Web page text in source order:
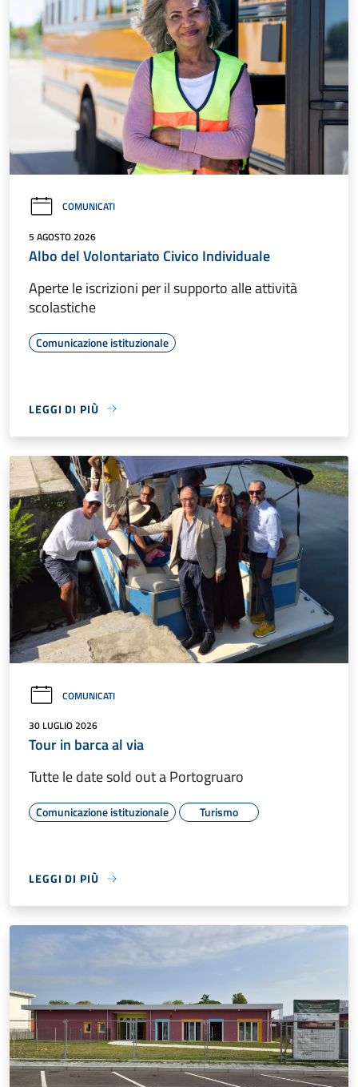
COMUNICATI
5 AGOSTO 2026
Albo del Volontariato Civico Individuale
Aperte le iscrizioni per il supporto alle attività
scolastiche
Comunicazione istituzionale
LEGGI DI PIÙ
COMUNICATI
30 LUGLIO 2026
Tour in barca al via
Tutte le date sold out a Portogruaro
Comunicazione istituzionale Turismo
LEGGI DI PIÙ